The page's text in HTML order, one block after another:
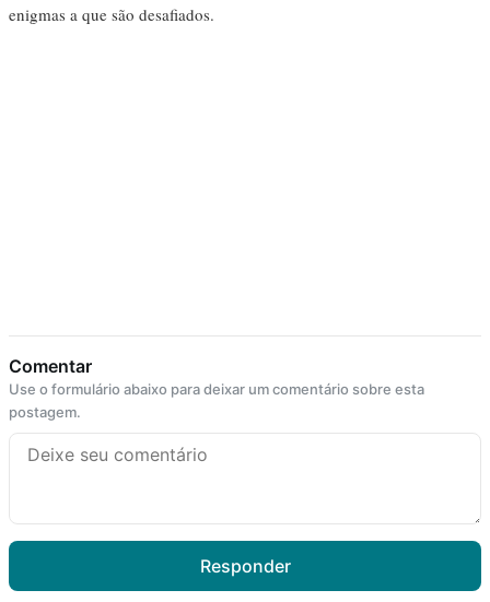
enigmas a que são desafiados.
Comentar
Use o formulário abaixo para deixar um comentário sobre esta
postagem.
Responder